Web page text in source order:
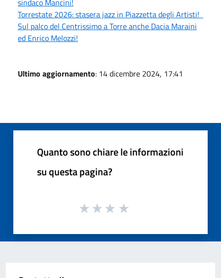
sindaco Mancini!
Torrestate 2026: stasera jazz in Piazzetta degli Artisti!
Sul palco del Centrissimo a Torre anche Dacia Maraini
ed Enrico Melozzi!
Ultimo aggiornamento: 14 dicembre 2024, 17:41
Quanto sono chiare le informazioni
su questa pagina?